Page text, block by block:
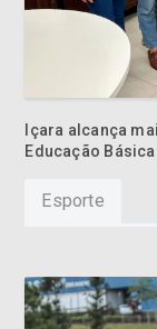
Içara alcança
Educação
Esporte